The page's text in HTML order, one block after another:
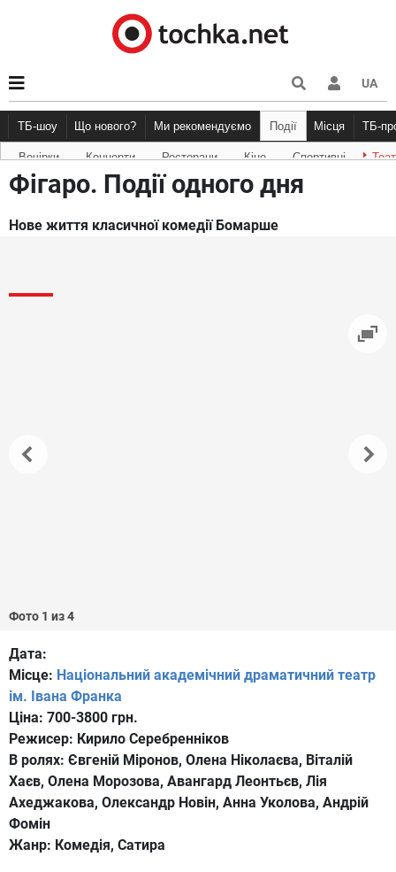
UA
ТБ-шоу Що нового?
Новини афіші Рецензії Куди піти Точка
Ми рекомендуємо Події Місця ТБ-
Вечірки Концерти Ресторани Кіно Спортивні
Фігаро. Події одного дня
Нове життя класичної комедії Бомарше
Фото 1 из 4
Дата:
Місце: Національний академічний драматичний театр
ім. Івана Франка
Ціна: 700-3800 грн.
Режисер: Кирило Серебренніков
В ролях: Євгеній Міронов, Олена Ніколаєва, Віталій
Хаєв, Олена Морозова, Авангард Леонтьєв, Лія
Ахеджакова, Олександр Новін, Анна Уколова, Андрій
Фомін
Жанр: Комедія, Сатира